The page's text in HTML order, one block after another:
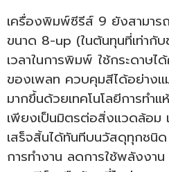
เครื่องพิมพ์ซีรีส์ 9 ยังสามาร
ขนาด 8-up (ในต้นทุนที่เท่ากั
เวลาในการพิมพ์ ใช้กระดาษ
ของเพลท ควบคุมสีได้อย่างแ
มากขึ้นด้วยเทคโนโลยีการทำ
เพียงเป็นมิตรต่อสิ่งแวดล้อ
เสร็จสิ้นได้ทันทีบนวัสดุทุกชนิ
การทำงาน ลดการใช้พลังงา